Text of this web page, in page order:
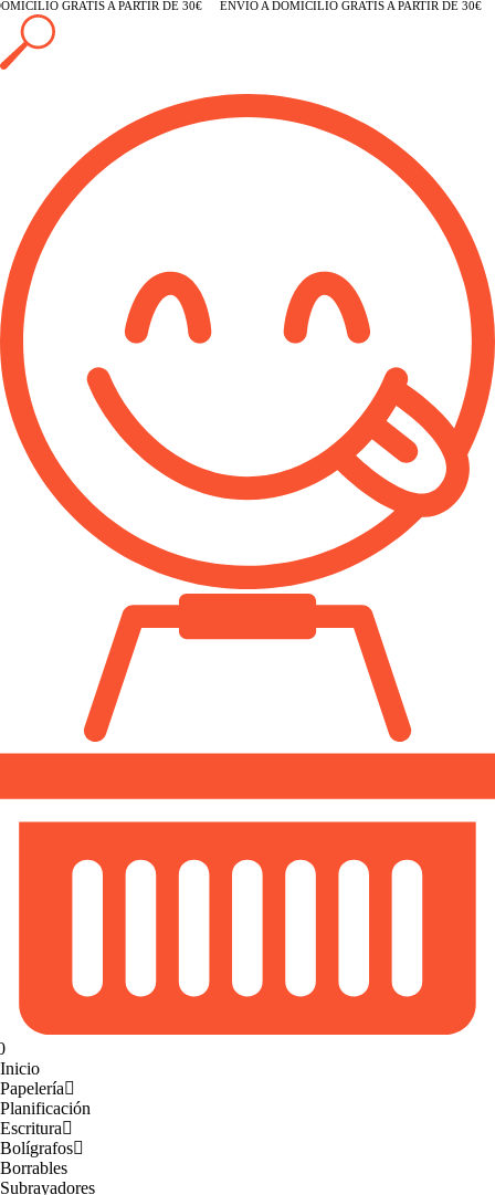
GRATIS A PARTIR DE 30€ ENVÍO A DOMICILIO GRATIS A PARTIR DE 30€
Inicio
Papelería
Planificación
Escritura
Bolígrafos
Borrables
Subrayadores